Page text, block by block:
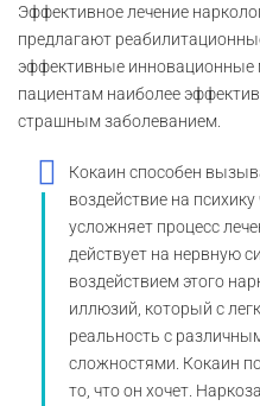
Эффективное лечение
предлагают
эффективные инновационные
пациентам наиболее
страшным заболеванием.
Кокаин способен
воздействие на
усложняет процесс
действует на нервную
воздействием этого
иллюзий, который с
реальность с
сложностями. Кокаин
то, что он хочет.